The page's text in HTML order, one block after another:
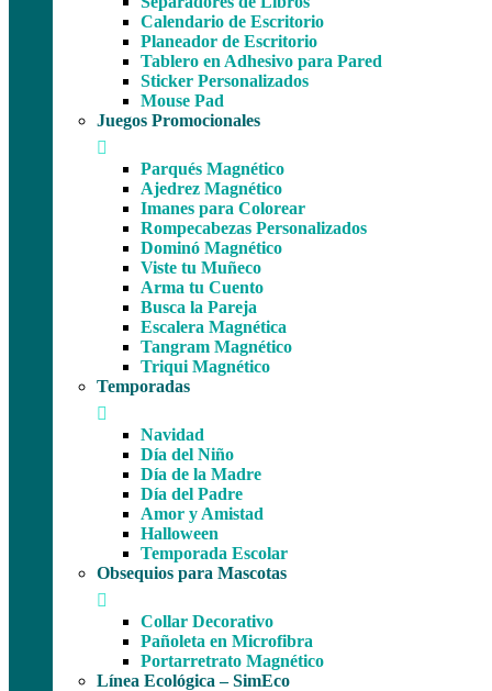
Calendario de Escritorio
Planeador de Escritorio
Tablero en Adhesivo para Pared
Sticker Personalizados
Mouse Pad
Juegos Promocionales
Parqués Magnético
Ajedrez Magnético
Imanes para Colorear
Rompecabezas Personalizados
Dominó Magnético
Viste tu Muñeco
Arma tu Cuento
Busca la Pareja
Escalera Magnética
Tangram Magnético
Triqui Magnético
Temporadas
Navidad
Día del Niño
Día de la Madre
Día del Padre
Amor y Amistad
Halloween
Temporada Escolar
Obsequios para Mascotas
Collar Decorativo
Pañoleta en Microfibra
Portarretrato Magnético
Línea Ecológica – SimEco